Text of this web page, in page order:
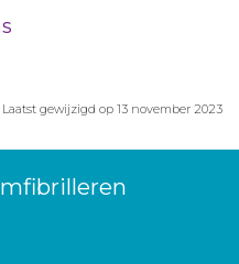
Laatst gewijzigd op 13 november 2023